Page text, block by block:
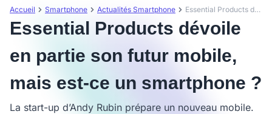
Accueil Smartphone Actualités Smartphone Essential Products dévoile en partie son futur mobile, mais est-ce un smartphone ?
Essential Products dévoile
en partie son futur mobile,
mais est-ce un smartphone ?
La start-up d’Andy Rubin prépare un nouveau mobile.